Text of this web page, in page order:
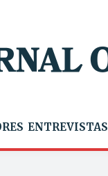
ENTREVISTAS